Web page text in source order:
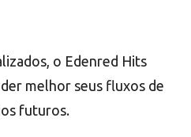
o Edenred Hits
melhor seus fluxos de
futuros.